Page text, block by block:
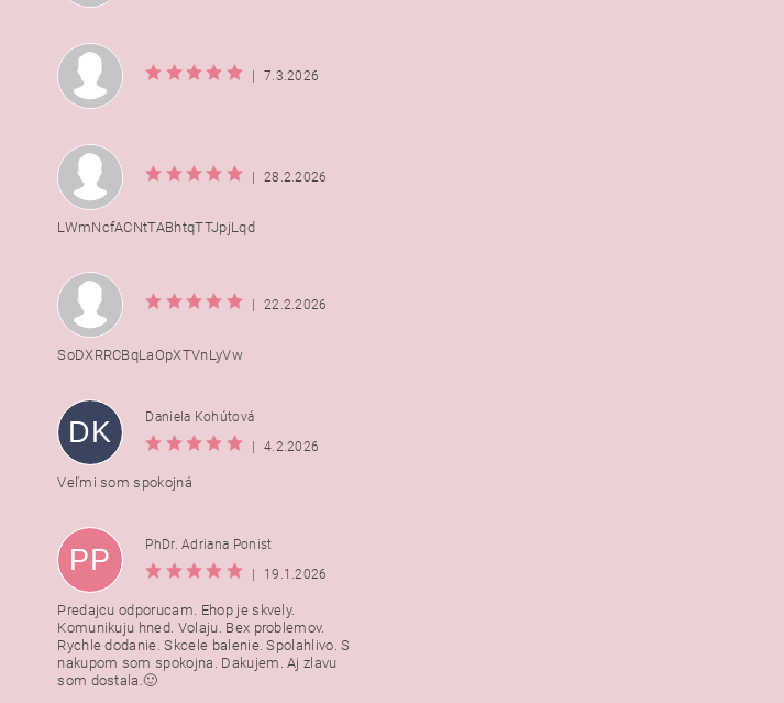
7.3.2026
28.2.2026
LWmNcfACNtTABhtqTTJpjLqd
22.2.2026
SoDXRRCBqLaOpXTVnLyVw
DK
Daniela Kohútová
4.2.2026
Veľmi som spokojná
PP
PhDr. Adriana Ponist
19.1.2026
Predajcu odporucam. Ehop je skvely.
Komunikuju hned. Volaju. Bex problemov.
Rychle dodanie. Skcele balenie. Spolahlivo. S
nakupom som spokojna. Dakujem. Aj zlavu
som dostala.🙂